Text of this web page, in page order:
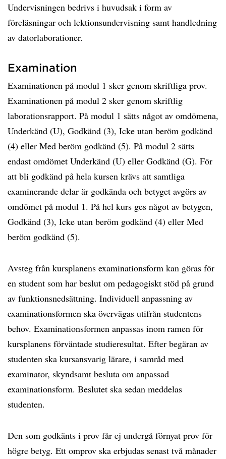
Undervisningen bedrivs i huvudsak i form av
föreläsningar och lektionsundervisning samt handledning
av datorlaborationer.
Examination
Examinationen på modul 1 sker genom skriftliga prov.
Examinationen på modul 2 sker genom skriftlig
laborationsrapport. På modul 1 sätts något av omdömena,
Underkänd (U), Godkänd (3), Icke utan beröm godkänd
(4) eller Med beröm godkänd (5). På modul 2 sätts
endast omdömet Underkänd (U) eller Godkänd (G). För
att bli godkänd på hela kursen krävs att samtliga
examinerande delar är godkända och betyget avgörs av
omdömet på modul 1. På hel kurs ges något av betygen,
Godkänd (3), Icke utan beröm godkänd (4) eller Med
beröm godkänd (5).
Avsteg från kursplanens examinationsform kan göras för
en student som har beslut om pedagogiskt stöd på grund
av funktionsnedsättning. Individuell anpassning av
examinationsformen ska övervägas utifrån studentens
behov. Examinationsformen anpassas inom ramen för
kursplanens förväntade studieresultat. Efter begäran av
studenten ska kursansvarig lärare, i samråd med
examinator, skyndsamt besluta om anpassad
examinationsform. Beslutet ska sedan meddelas
studenten.
Den som godkänts i prov får ej undergå förnyat prov för
högre betyg. Ett omprov ska erbjudas senast två månader